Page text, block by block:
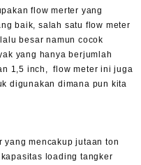
flow merter yang
baik, salah satu flow meter
besar namun cocok
yang hanya berjumlah
1,5 inch, flow meter ini juga
digunakan dimana pun kita
mencakup jutaan ton
loading tangker